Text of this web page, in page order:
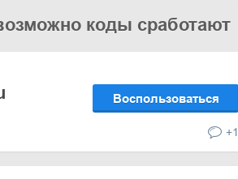
коды сработают
Воспользоваться
+1